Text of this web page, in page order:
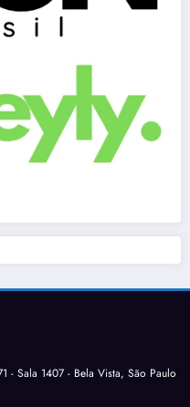
- Sala 1407 - Bela Vista, São Paulo